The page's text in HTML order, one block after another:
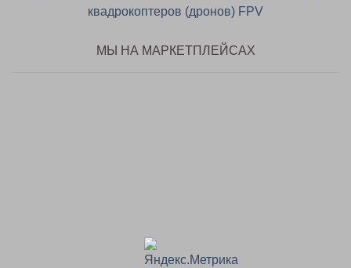
квадрокоптеров (дронов) FPV
МЫ НА МАРКЕТПЛЕЙСАХ